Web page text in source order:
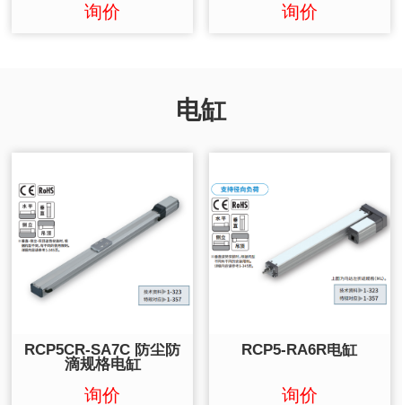
询价 询价
电缸
RCP5CR-SA7C 防尘防
滴规格电缸
询价
RCP5-RA6R电缸
询价